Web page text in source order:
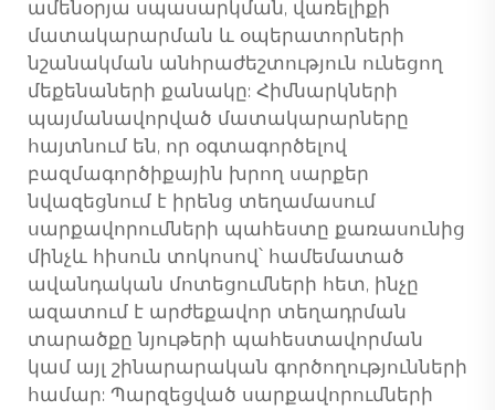
ամենօրյա սպասարկման, վառելիքի
մատակարարման և օպերատորների
նշանակման անհրաժեշտություն ունեցող
մեքենաների քանակը: Հիմնարկների
պայմանավորված մատակարարները
հայտնում են, որ օգտագործելով
բազմագործիքային խրող սարքեր
նվազեցնում է իրենց տեղամասում
սարքավորումների պահեստը քառասունից
մինչև հիսուն տոկոսով՝ համեմատած
ավանդական մոտեցումների հետ, ինչը
ազատում է արժեքավոր տեղադրման
տարածքը նյութերի պահեստավորման
կամ այլ շինարարական գործողությունների
համար: Պարզեցված սարքավորումների